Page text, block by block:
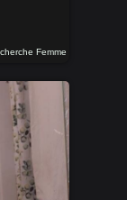
Femme